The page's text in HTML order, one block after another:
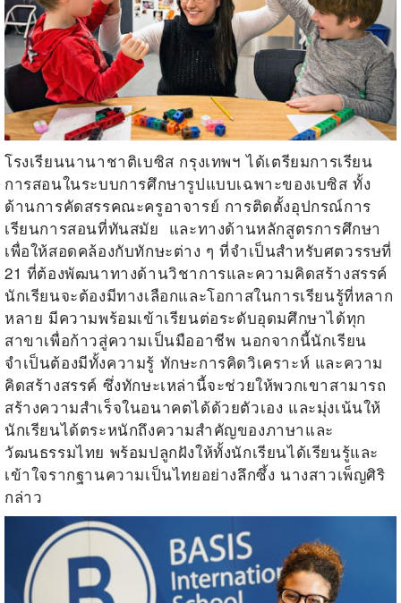
โรงเรียนนานาชาติเบซิส กรุงเทพฯ ได้เตรียมการเรียน
การสอนในระบบการศึกษารูปแบบเฉพาะของเบซิส ทั้ง
ด้านการคัดสรรคณะครูอาจารย์ การติดตั้งอุปกรณ์การ
เรียนการสอนที่ทันสมัย และทางด้านหลักสูตรการศึกษา
เพื่อให้สอดคล้องกับทักษะต่าง ๆ ที่จำเป็นสำหรับศตวรรษที่
21 ที่ต้องพัฒนาทางด้านวิชาการและความคิดสร้างสรรค์
นักเรียนจะต้องมีทางเลือกและโอกาสในการเรียนรู้ที่หลาก
หลาย มีความพร้อมเข้าเรียนต่อระดับอุดมศึกษาได้ทุก
สาขาเพื่อก้าวสู่ความเป็นมืออาชีพ นอกจากนี้นักเรียน
จำเป็นต้องมีทั้งความรู้ ทักษะการคิดวิเคราะห์ และความ
คิดสร้างสรรค์ ซึ่งทักษะเหล่านี้จะช่วยให้พวกเขาสามารถ
สร้างความสำเร็จในอนาคตได้ด้วยตัวเอง และมุ่งเน้นให้
นักเรียนได้ตระหนักถึงความสำคัญของภาษาและ
วัฒนธรรมไทย พร้อมปลูกฝังให้ทั้งนักเรียนได้เรียนรู้และ
เข้าใจรากฐานความเป็นไทยอย่างลึกซึ้ง นางสาวเพ็ญศิริ
กล่าว